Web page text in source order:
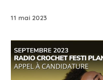
11 mai 2023